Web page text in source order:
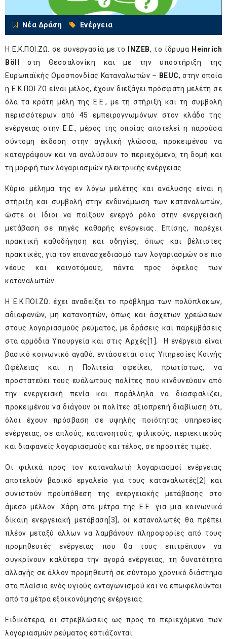
Νέα Δράση Ενέργεια
Η Ε.Κ.ΠΟΙ.ΖΩ. σε συνεργασία με το INZEB, το ίδρυμα Heinrich
Böll
στη Θεσσαλονίκη και με την υποστήριξη της
Ευρωπαϊκής Ομοσπονδίας Καταναλωτών – BEUC, στην οποία
η Ε.Κ.ΠΟΙ.ΖΩ είναι μέλος, έχουν διεξάγει πρόσφατη μελέτη σε
όλα τα κράτη μέλη της Ε.Ε., με τη στήριξη και τη συμβολή
περισσότερων από 45 εμπειρογνωμόνων στον κλάδο της
ενέργειας στην Ε.Ε., μέρος της οποίας αποτελεί η παρούσα
σύντομη έκδοση στην αγγλική γλώσσα, προκειμένου να
καταγράψουν και να αναλύσουν το περιεχόμενο, τη δομή και
τη μορφή των λογαριασμών ηλεκτρικής ενέργειας.
Κύριο μέλημα της εν λόγω μελέτης και ανάλυσης είναι η
στήριξη και συμβολή στην ενδυνάμωση των καταναλωτών,
ώστε οι ίδιοι να παίξουν ενεργό ρόλο στην ενεργειακή
μετάβαση σε πηγές καθαρής ενέργειας. Επίσης, παρέχει
πρακτική καθοδήγηση και οδηγίες, όπως και βέλτιστες
πρακτικές, για τον επανασχεδιασμό των λογαριασμών σε πιο
νέους και καινοτόμους, πάντα προς όφελος των
καταναλωτών.
Η Ε.Κ.ΠΟΙ.ΖΩ. έχει αναδείξει το πρόβλημα των πολύπλοκων,
αδιαφανών, μη κατανοητών, όπως και άσχετων χρεώσεων
στους λογαριασμούς ρεύματος, με δράσεις και παρεμβάσεις
στα αρμόδια Υπουργεία και στις Αρχές [1]. Η ενέργεια είναι
βασικό κοινωνικό αγαθό, εντάσσεται στις Υπηρεσίες Κοινής
Ωφέλειας και η Πολιτεία οφείλει, πρωτίστως, να
προστατεύει τους ευάλωτους πολίτες που κινδυνεύουν από
την ενεργειακή πενία και παράλληλα να διασφαλίζει,
προκειμένου να διάγουν οι πολίτες αξιοπρεπή διαβίωση ότι,
όλοι έχουν πρόσβαση σε υψηλής ποιότητας υπηρεσίες
ενέργειας, σε απλούς, κατανοητούς, φιλικούς, περιεκτικούς
και διαφανείς λογαριασμούς και τέλος, σε προσιτές τιμές.
Οι φιλικά προς τον καταναλωτή λογαριασμοί ενέργειας
αποτελούν βασικό εργαλείο για τους καταναλωτές [2]
και
συνιστούν προϋπόθεση της ενεργειακής μετάβασης στο
άμεσο μέλλον. Χάρη στα μέτρα της Ε.Ε. για μια κοινωνικά
δίκαιη ενεργειακή μετάβαση[3], οι καταναλωτές θα πρέπει
πλέον μεταξύ άλλων να λαμβάνουν πληροφορίες από τους
προμηθευτές ενέργειας που θα τους επιτρέπουν να
συγκρίνουν καλύτερα την αγορά ενέργειας, τη δυνατότητα
αλλαγής σε άλλον προμηθευτή σε σύντομο χρονικό διάστημα
στα πλαίσια ενός υγιούς ανταγωνισμού και να επωφελούνται
από τα μέτρα εξοικονόμησης ενέργειας.
Ειδικότερα, οι στρεβλώσεις ως προς το περιεχόμενο των
λογαριασμών ρεύματος εστιάζονται: